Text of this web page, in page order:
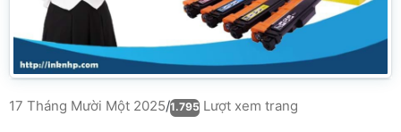
17 Tháng Mười Một 2025/1.795 Lượt xem trang